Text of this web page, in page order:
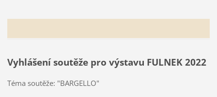
Vyhlášení soutěže pro výstavu FULNEK 2022
Téma soutěže: "BARGELLO"